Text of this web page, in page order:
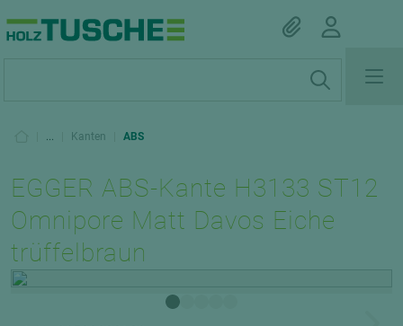
... Kanten ABS
EGGER ABS-Kante H3133 ST12
Omnipore Matt Davos Eiche
trüffelbraun